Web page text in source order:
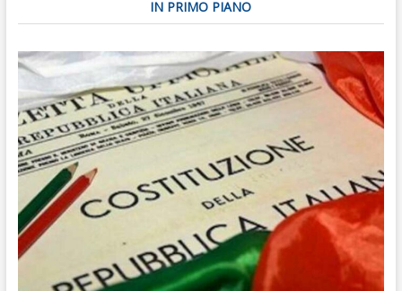
IN PRIMO PIANO